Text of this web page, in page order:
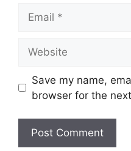
Save my name,
browser for the